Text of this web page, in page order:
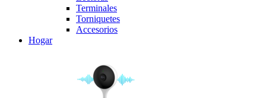
Terminales
Torniquetes
Accesorios
Hogar